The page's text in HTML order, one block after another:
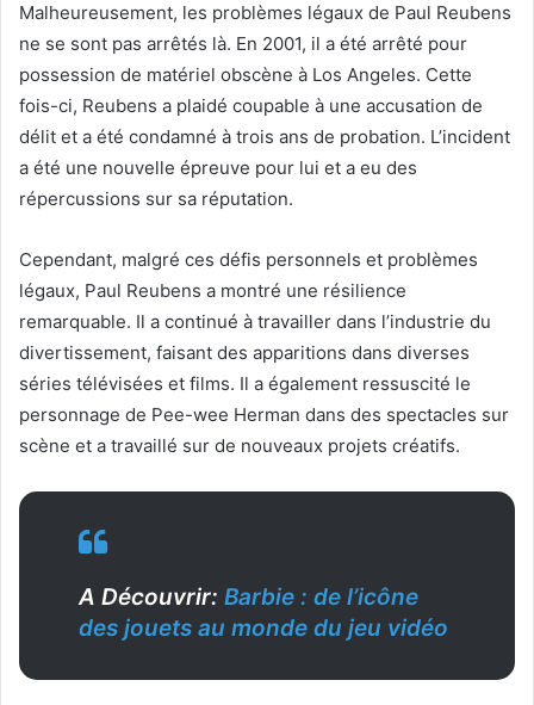
Malheureusement, les problèmes légaux de Paul Reubens
ne se sont pas arrêtés là. En 2001, il a été arrêté pour
possession de matériel obscène à Los Angeles. Cette
fois-ci, Reubens a plaidé coupable à une accusation de
délit et a été condamné à trois ans de probation. L’incident
a été une nouvelle épreuve pour lui et a eu des
répercussions sur sa réputation.
Cependant, malgré ces défis personnels et problèmes
légaux, Paul Reubens a montré une résilience
remarquable. Il a continué à travailler dans l’industrie du
divertissement, faisant des apparitions dans diverses
séries télévisées et films. Il a également ressuscité le
personnage de Pee-wee Herman dans des spectacles sur
scène et a travaillé sur de nouveaux projets créatifs.
A Découvrir: Barbie : de l’icône
des jouets au monde du jeu vidéo